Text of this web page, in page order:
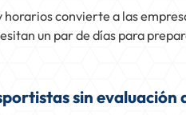
horarios convierte a las
un par de días para
sin evaluación